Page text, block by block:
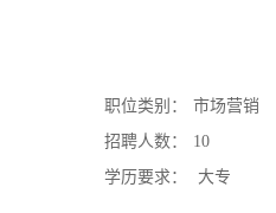
职位类别：
市场营销
招聘人数：
10
学历要求：
大专